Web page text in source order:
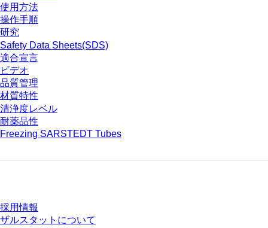
使用方法
操作手順
研究
Safety Data Sheets(SDS)
適合宣言
ビデオ
品質管理
材質特性
清浄度レベル
耐薬品性
Freezing SARSTEDT Tubes
採用情報
ザルスタットについて